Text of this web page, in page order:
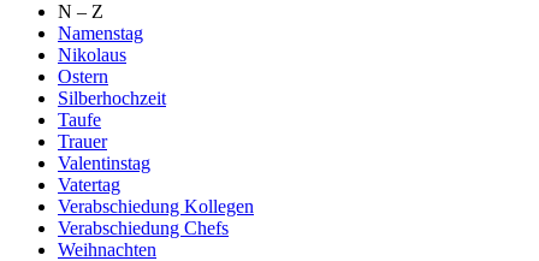
N – Z
Namenstag
Nikolaus
Ostern
Silberhochzeit
Taufe
Trauer
Valentinstag
Vatertag
Verabschiedung Kollegen
Verabschiedung Chefs
Weihnachten